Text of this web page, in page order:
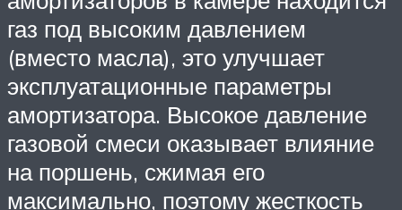
газ под высоким давлением
(вместо масла), это улучшает
эксплуатационные параметры
амортизатора. Высокое давление
газовой смеси оказывает влияние
на поршень, сжимая его
максимально, поэтому жесткость